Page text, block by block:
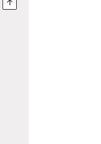
Nach oben springen